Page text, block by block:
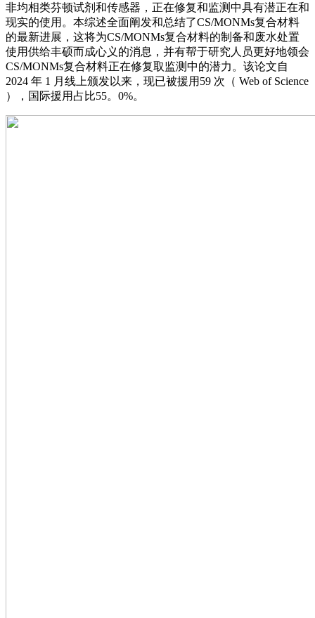
非均相类芬顿试剂和传感器，正在修复和监测中具有潜正在和
现实的使用。本综述全面阐发和总结了CS/MONMs复合材料
的最新进展，这将为CS/MONMs复合材料的制备和废水处置
使用供给丰硕而成心义的消息，并有帮于研究人员更好地领会
CS/MONMs复合材料正在修复取监测中的潜力。该论文自
2024 年 1 月线上颁发以来，现已被援用59 次（ Web of Science
），国际援用占比55。0%。